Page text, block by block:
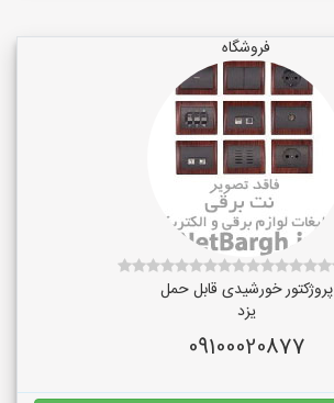
فروشگاه
پروژکتور خورشیدی قابل حمل
یزد
09100020877